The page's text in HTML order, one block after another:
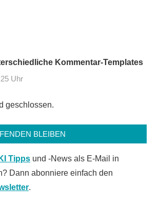
Kommentar-Templates
Uhr
geschlossen.
BLEIBEN
Tipps und -News als E-Mail in
Dann abonniere einfach den
.